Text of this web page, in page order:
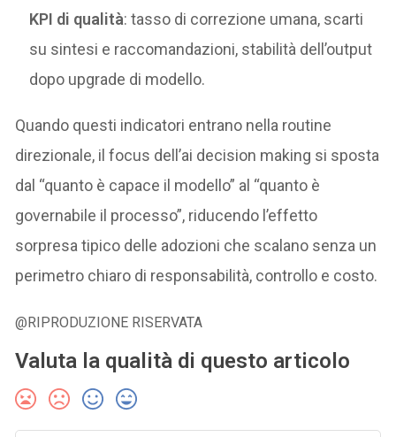
KPI di qualità: tasso di correzione umana, scarti
su sintesi e raccomandazioni, stabilità dell’output
dopo upgrade di modello.
Quando questi indicatori entrano nella routine
direzionale, il focus dell’ai decision making si sposta
dal “quanto è capace il modello” al “quanto è
governabile il processo”, riducendo l’effetto
sorpresa tipico delle adozioni che scalano senza un
perimetro chiaro di responsabilità, controllo e costo.
@RIPRODUZIONE RISERVATA
Valuta la qualità di questo articolo